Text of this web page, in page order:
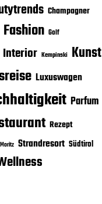
Champagner
Fashion Golf
Interior Kempinski Kunst
Luxuswagen
Parfum
Rezept
Strandresort Südtirol